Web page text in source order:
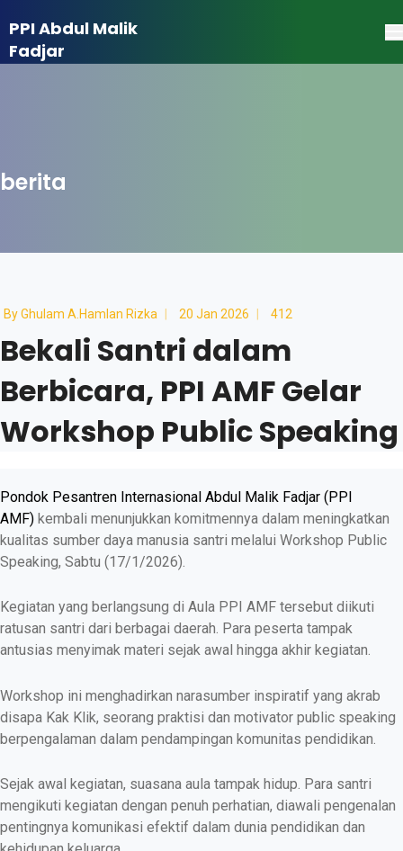
PPI Abdul Malik
Fadjar
berita
ByGhulam A.Hamlan Rizka 20 Jan 2026 412
Bekali Santri dalam
Berbicara, PPI AMF Gelar
Workshop Public Speaking
Pondok Pesantren Internasional Abdul Malik Fadjar (PPI
AMF) kembali menunjukkan komitmennya dalam meningkatkan
kualitas sumber daya manusia santri melalui Workshop Public
Speaking, Sabtu (17/1/2026).
Kegiatan yang berlangsung di Aula PPI AMF tersebut diikuti
ratusan santri dari berbagai daerah. Para peserta tampak
antusias menyimak materi sejak awal hingga akhir kegiatan.
Workshop ini menghadirkan narasumber inspiratif yang akrab
disapa Kak Klik, seorang praktisi dan motivator public speaking
berpengalaman dalam pendampingan komunitas pendidikan.
Sejak awal kegiatan, suasana aula tampak hidup. Para santri
mengikuti kegiatan dengan penuh perhatian, diawali pengenalan
pentingnya komunikasi efektif dalam dunia pendidikan dan